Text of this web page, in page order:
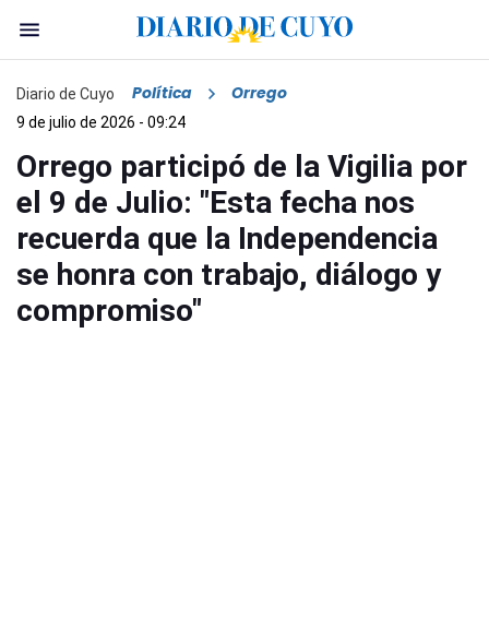
Diario de Cuyo Política Orrego
9 de julio de 2026 - 09:24
Orrego participó de la Vigilia por
el 9 de Julio: "Esta fecha nos
recuerda que la Independencia
se honra con trabajo, diálogo y
compromiso"